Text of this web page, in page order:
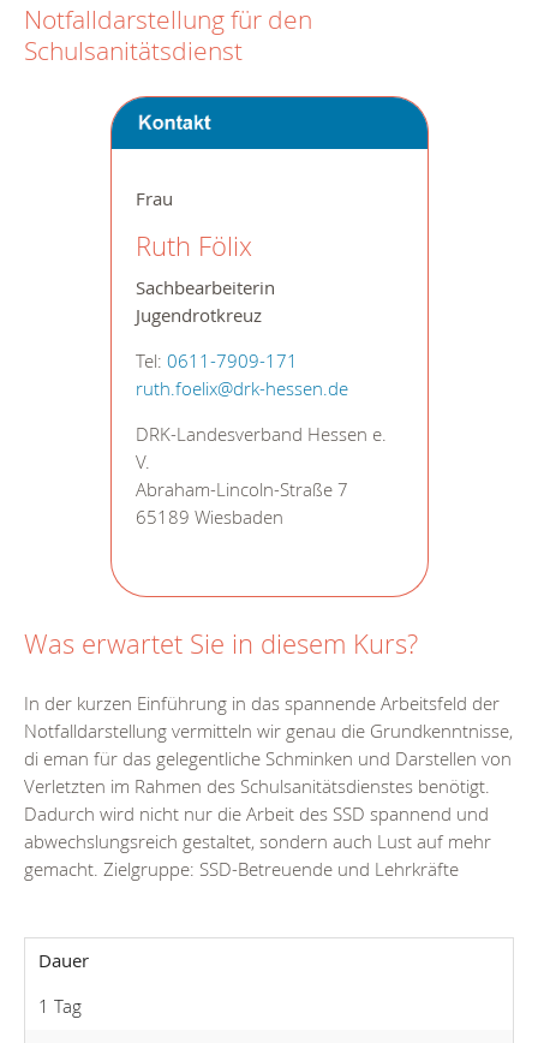
Notfalldarstellung für den
Schulsanitätsdienst
Frau
Ruth Fölix
Sachbearbeiterin
Jugendrotkreuz
Tel: 0611-7909-171
ruth.foelix@drk-hessen.de
DRK-Landesverband Hessen e.
V.
Abraham-Lincoln-Straße 7
65189 Wiesbaden
Was erwartet Sie in diesem Kurs?
In der kurzen Einführung in das spannende Arbeitsfeld der
Notfalldarstellung vermitteln wir genau die Grundkenntnisse,
di eman für das gelegentliche Schminken und Darstellen von
Verletzten im Rahmen des Schulsanitätsdienstes benötigt.
Dadurch wird nicht nur die Arbeit des SSD spannend und
abwechslungsreich gestaltet, sondern auch Lust auf mehr
gemacht. Zielgruppe: SSD-Betreuende und Lehrkräfte
Dauer
1 Tag